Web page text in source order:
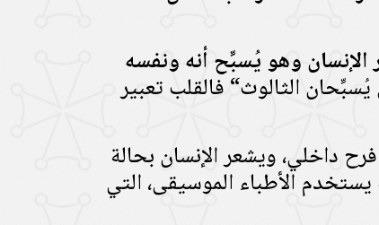
الإنسان وهو يُسبِّح أنه ونفسه
الثالوث“ فالقلب تعبير
داخلي، ويشعر الإنسان بحالة
الأطباء الموسيقى، التي